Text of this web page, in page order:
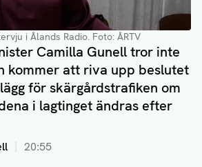
i Ålands Radio. Foto: ÅRTV
Camilla Gunell tror inte
kommer att riva upp beslutet
för skärgårdstrafiken om
i lagtinget ändras efter
20:55